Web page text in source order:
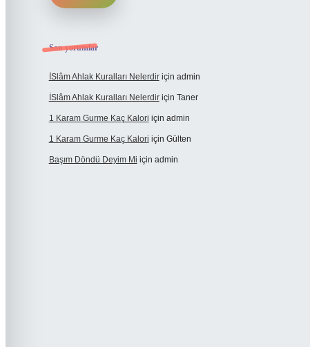
Son yorumlar
İSlâm Ahlak Kuralları Nelerdiriçin admin
İSlâm Ahlak Kuralları Nelerdiriçin Taner
1 Karam Gurme Kaç Kalori için admin
1 Karam Gurme Kaç Kalori için Gülten
Başım Döndü Deyim Mi için admin